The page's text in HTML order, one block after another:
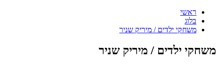
ראשי
בלוג
משחקי ילדים / מיריק שניר
משחקי ילדים / מיריק שניר